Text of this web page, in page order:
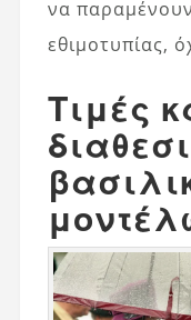
να
εθιμοτυπίας,
Τιμές